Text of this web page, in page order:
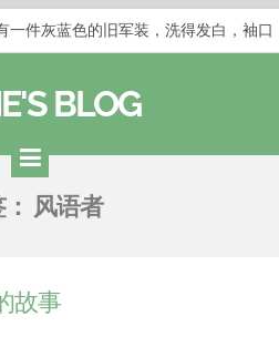
一件灰蓝色的旧军装，洗得发白，袖口
一些人在某个阶段掌握了第一性原
还有那么百分之一的人，既不努力，
，那场热二十九度。 这个数字是我站
BLOG
风语者
故事